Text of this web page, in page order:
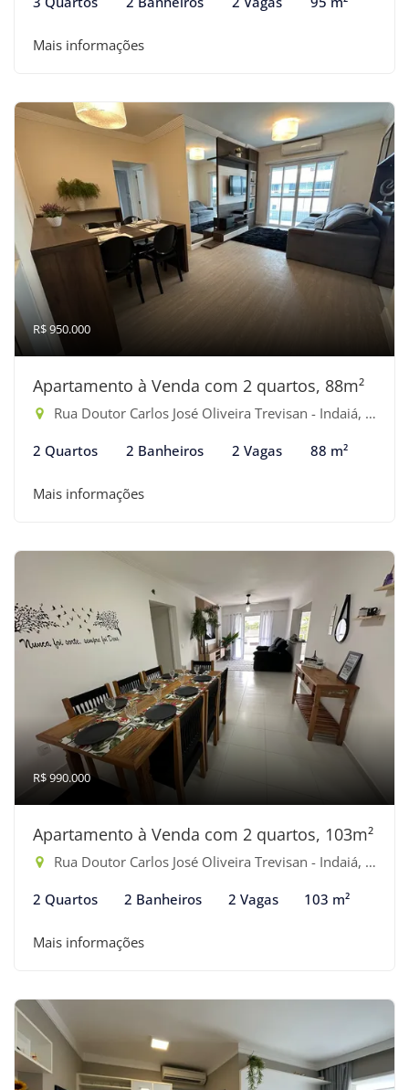
Mais informações
R$ 950.000
Apartamento à Venda com 2 quartos, 88m²
Rua Doutor Carlos José Oliveira Trevisan - Indaiá, Bertioga-SP
2 Quartos 2 Banheiros 2 Vagas 88 m²
Mais informações
R$ 990.000
Apartamento à Venda com 2 quartos, 103m²
Rua Doutor Carlos José Oliveira Trevisan - Indaiá, Bertioga-SP
2 Quartos 2 Banheiros 2 Vagas 103 m²
Mais informações